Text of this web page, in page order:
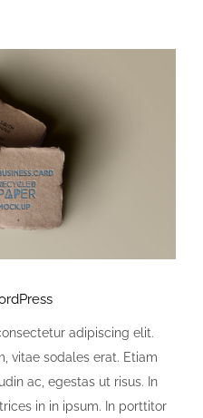
adipiscing elit.
vitae sodales erat. Etiam
ac, egestas ut risus. In
in in ipsum. In porttitor